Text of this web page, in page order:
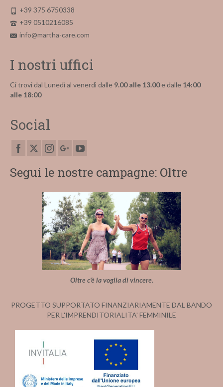
+39 375 6750338
+39 0510216085
info@martha-care.com
I nostri uffici
Ci trovi dal Lunedì al venerdì dalle 9.00 alle 13.00e dalle 14:00
alle 18:00
Social
Segui le nostre campagne: Oltre
Oltre c'è la voglia di vincere.
PROGETTO SUPPORTATO FINANZIARIAMENTE DAL BANDO
PER L'IMPRENDITORIALITA' FEMMINILE